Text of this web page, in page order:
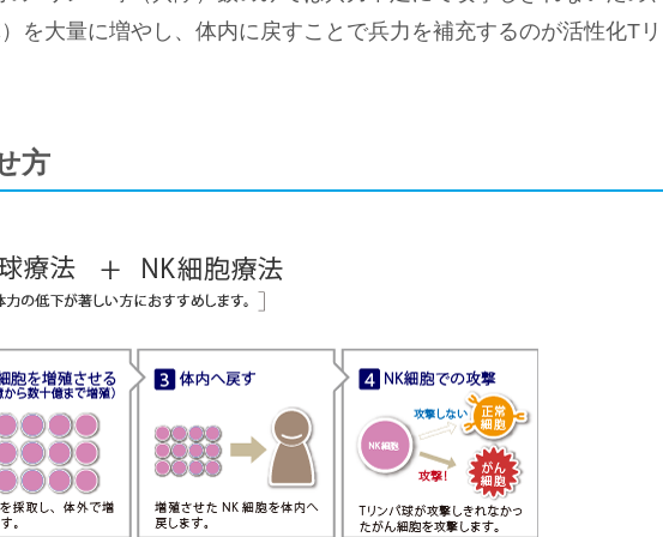
を大量に増やし、体内に戻すことで兵力を補充するのが活性化T
方